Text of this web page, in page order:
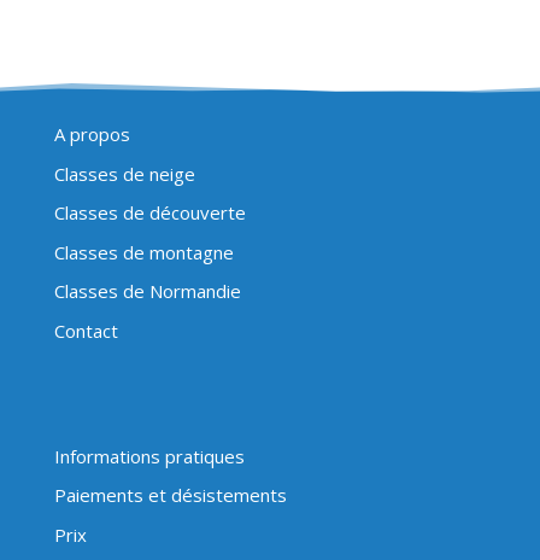
A propos
Classes de neige
Classes de découverte
Classes de montagne
Classes de Normandie
Contact
Informations pratiques
Paiements et désistements
Prix